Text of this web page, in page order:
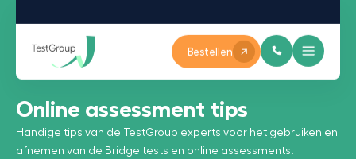
Bestellen
Online assessment tips
Handige tips van de TestGroup experts voor het gebruiken en
afnemen van de Bridge tests en online assessments.